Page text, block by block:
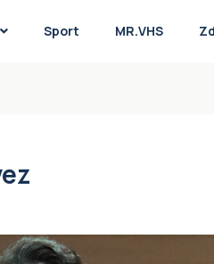
Sport MR.VHS